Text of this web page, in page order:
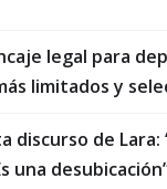
legal para
limitados y
discurso de Lara:
una